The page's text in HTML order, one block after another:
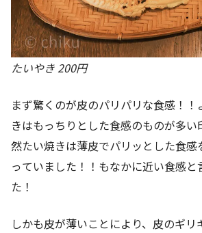
たいやき 200円
まず驚くのが皮のパリパリな食感！
きはもっちりとした食感のものが多
然たい焼きは薄皮でパリッとした食感
っていました！！もなかに近い食感と
た！
しかも皮が薄いことにより、皮のギ